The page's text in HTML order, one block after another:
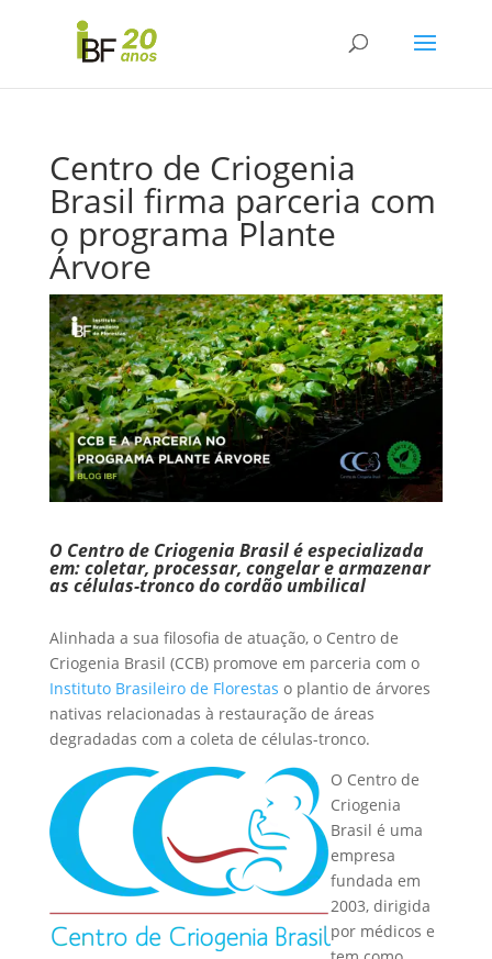
Centro de Criogenia
Brasil firma parceria com
o programa Plante
Árvore
O Centro de Criogenia Brasil é especializada
em: coletar, processar, congelar e armazenar
as células-tronco do cordão umbilical
Alinhada a sua filosofia de atuação, o Centro de
Criogenia Brasil (CCB) promove em parceria com o
Instituto Brasileiro de Florestas o plantio de árvores
nativas relacionadas à restauração de áreas
degradadas com a coleta de células-tronco.
O Centro de
Criogenia
Brasil é uma
empresa
fundada em
2003, dirigida
por médicos e